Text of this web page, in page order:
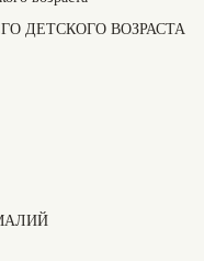
ДЕТСКОГО ВОЗРАСТА